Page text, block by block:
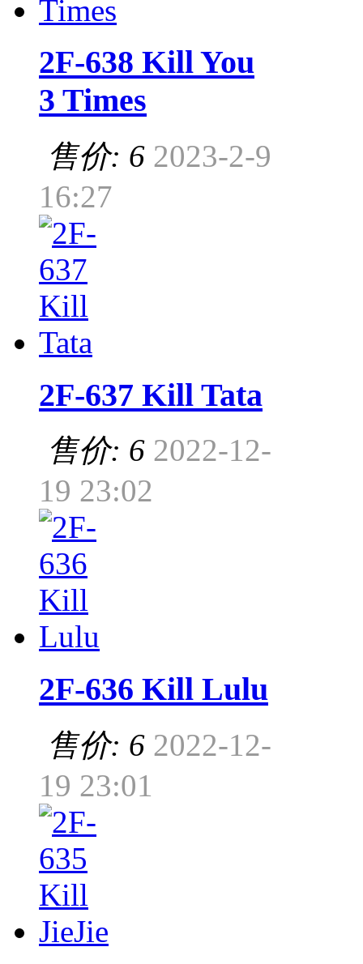
2F-638 Kill You
3 Times
售价: 6 2023-2-9
16:27
2F-637 Kill Tata
售价: 6 2022-12-
19 23:02
2F-636 Kill Lulu
售价: 6 2022-12-
19 23:01